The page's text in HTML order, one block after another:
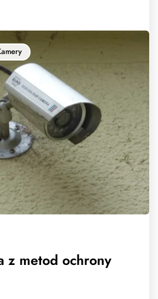
z metod ochrony